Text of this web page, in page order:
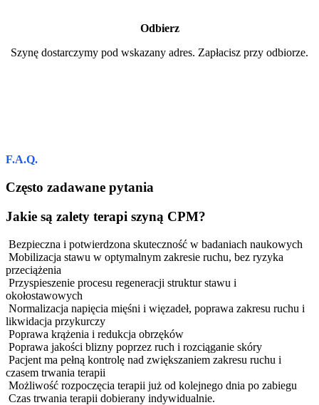
Odbierz
Szynę dostarczymy pod wskazany adres. Zapłacisz przy odbiorze.
F.A.Q.
Często zadawane pytania
Jakie są zalety terapi szyną CPM?
Bezpieczna i potwierdzona skuteczność w badaniach naukowych
Mobilizacja stawu w optymalnym zakresie ruchu, bez ryzyka
przeciążenia
Przyspieszenie procesu regeneracji struktur stawu i
okołostawowych
Normalizacja napięcia mięśni i więzadeł, poprawa zakresu ruchu i
likwidacja przykurczy
Poprawa krążenia i redukcja obrzęków
Poprawa jakości blizny poprzez ruch i rozciąganie skóry
Pacjent ma pełną kontrolę nad zwiększaniem zakresu ruchu i
czasem trwania terapii
Możliwość rozpoczęcia terapii już od kolejnego dnia po zabiegu
Czas trwania terapii dobierany indywidualnie.